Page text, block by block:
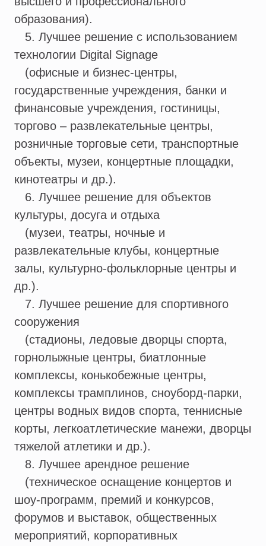
образования).
5. Лучшее решение с использованием
технологии Digital Signage
(офисные и бизнес-центры,
государственные учреждения, банки и
финансовые учреждения, гостиницы,
торгово – развлекательные центры,
розничные торговые сети, транспортные
объекты, музеи, концертные площадки,
кинотеатры и др.).
6. Лучшее решение для объектов
культуры, досуга и отдыха
(музеи, театры, ночные и
развлекательные клубы, концертные
залы, культурно-фольклорные центры и
др.).
7. Лучшее решение для спортивного
сооружения
(стадионы, ледовые дворцы спорта,
горнолыжные центры, биатлонные
комплексы, конькобежные центры,
комплексы трамплинов, сноуборд-парки,
центры водных видов спорта, теннисные
корты, легкоатлетические манежи, дворцы
тяжелой атлетики и др.).
8. Лучшее арендное решение
(техническое оснащение концертов и
шоу-программ, премий и конкурсов,
форумов и выставок, общественных
мероприятий, корпоративных